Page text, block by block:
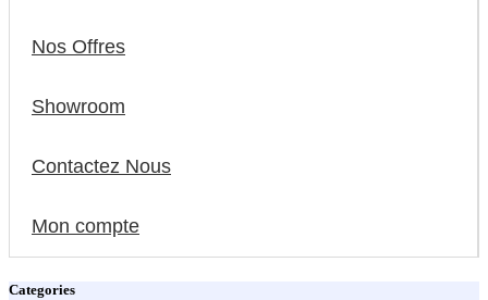
Nos Offres
Showroom
Contactez Nous
Mon compte
Categories